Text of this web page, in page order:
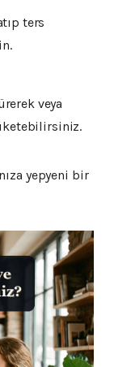
ters
veya
yepyeni bir